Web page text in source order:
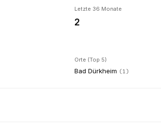
Letzte 36 Monate
2
Orte (Top 5)
Bad Dürkheim (1)